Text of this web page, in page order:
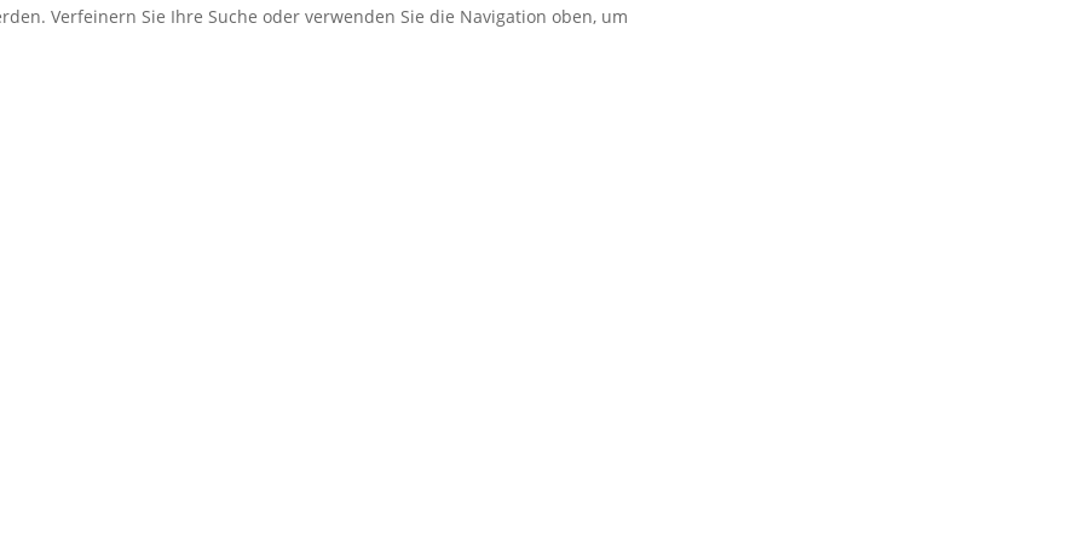
Verfeinern Sie Ihre Suche oder verwenden Sie die Navigation oben, um